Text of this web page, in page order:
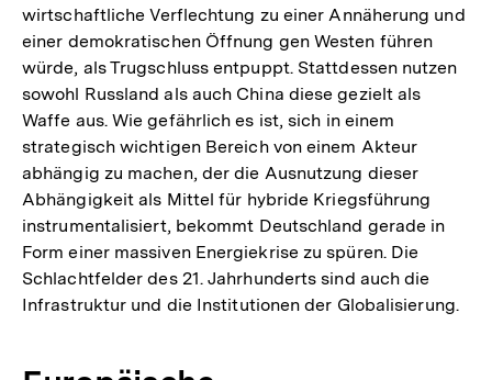
wirtschaftliche Verflechtung zu einer Annäherung und
einer demokratischen Öffnung gen Westen führen
würde, als Trugschluss entpuppt. Stattdessen nutzen
sowohl Russland als auch China diese gezielt als
Waffe aus. Wie gefährlich es ist, sich in einem
strategisch wichtigen Bereich von einem Akteur
abhängig zu machen, der die Ausnutzung dieser
Abhängigkeit als Mittel für hybride Kriegsführung
instrumentalisiert, bekommt Deutschland gerade in
Form einer massiven Energiekrise zu spüren. Die
Schlachtfelder des 21. Jahrhunderts sind auch die
Infrastruktur und die Institutionen der Globalisierung.